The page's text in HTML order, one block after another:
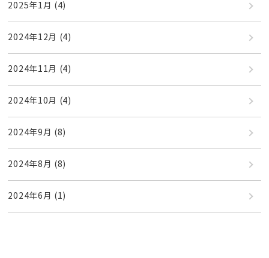
2025年1月 (4)
2024年12月 (4)
2024年11月 (4)
2024年10月 (4)
2024年9月 (8)
2024年8月 (8)
2024年6月 (1)